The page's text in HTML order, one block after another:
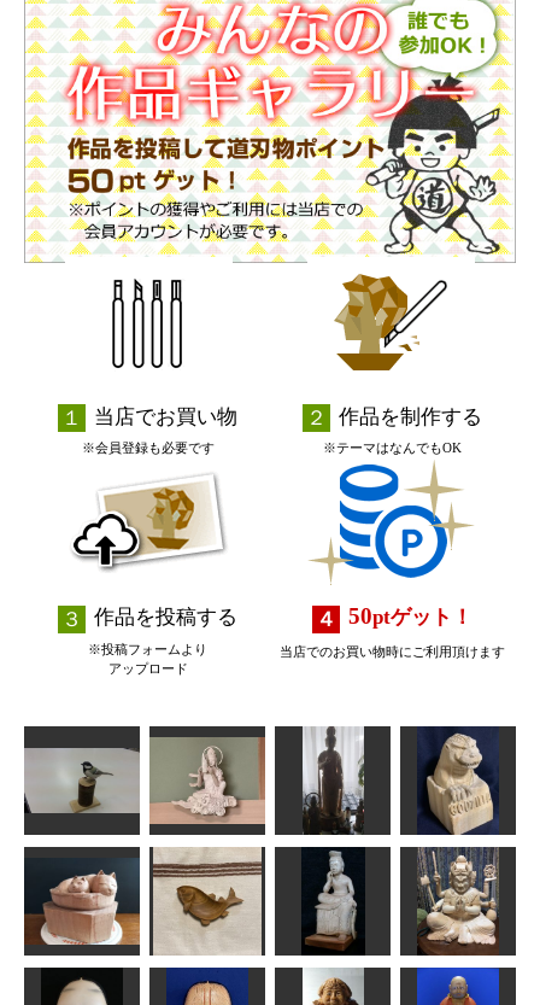
当店でお買い物
※会員登録も必要です
作品を制作する
※テーマはなんでもOK
作品を投稿する
※投稿フォームより
アップロード
50ptゲット！
当店でのお買い物時にご利用頂けます
シジュウカラ
ムラ
雲中供養菩薩
像南21号
菩薩立像
かっちゃん
ゴジラ
俊造